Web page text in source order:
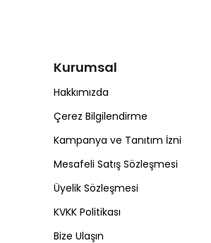
Kurumsal
Hakkımızda
Çerez Bilgilendirme
Kampanya ve Tanıtım İzni
Mesafeli Satış Sözleşmesi
Üyelik Sözleşmesi
KVKK Politikası
Bize Ulaşın